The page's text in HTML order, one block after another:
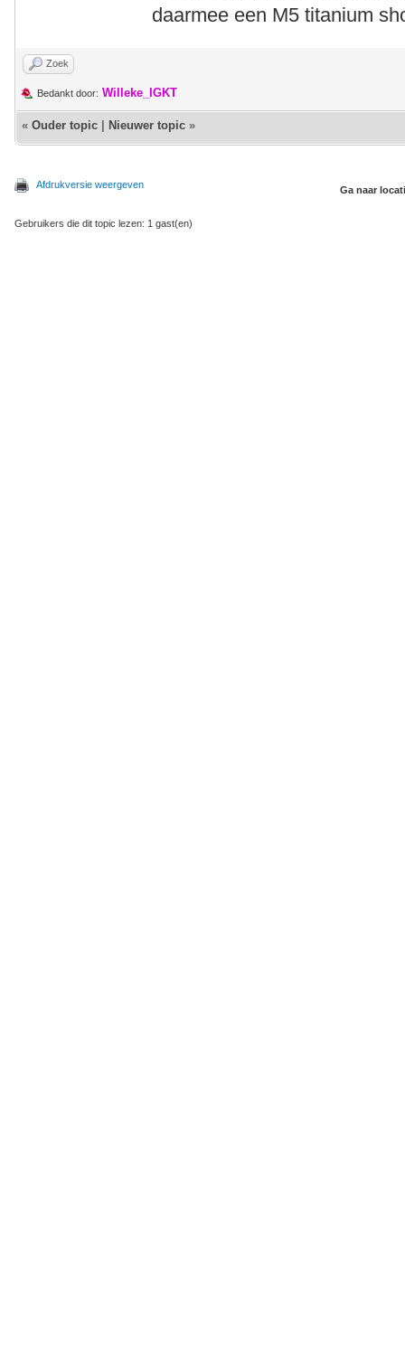
daarmee een M5 titanium
Zoek
Bedankt door: Willeke_IGKT
« Ouder topic Nieuwer topic »
Afdrukversie weergeven Ga naar
Gebruikers die dit topic lezen: 1 gast(en)